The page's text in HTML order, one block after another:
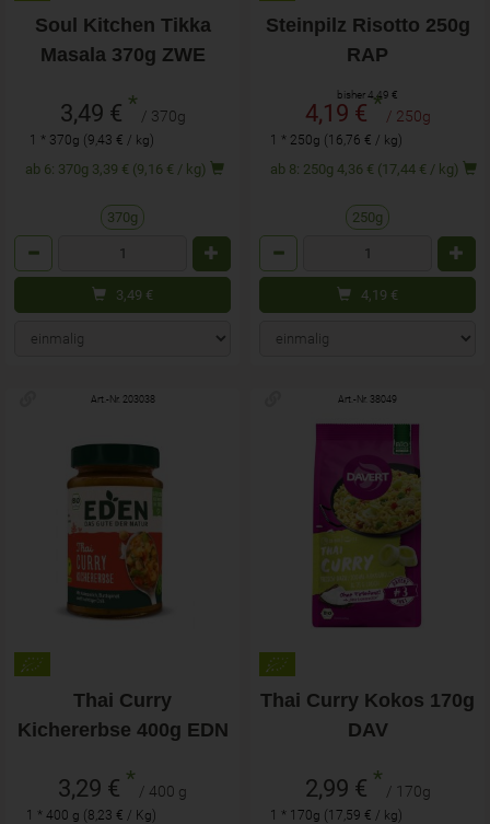
Soul Kitchen Tikka
Masala 370g ZWE
3,49 € * / 370g
1 * 370g (9,43 € / kg)
ab 6: 370g 3,39 € (9,16 € / kg)
370g
3,49 €
Steinpilz Risotto 250g
RAP
bisher 4,49 €
4,19 €* / 250g
1 * 250g (16,76 € / kg)
ab 8: 250g 4,36 € (17,44 € / kg)
250g
4,19 €
Art.-Nr. 203038
Thai Curry
Kichererbse 400g EDN
3,29 € * / 400 g
1 * 400 g (8,23 € / Kg)
Art.-Nr. 38049
Thai Curry Kokos 170g
DAV
2,99 € * / 170g
1 * 170g (17,59 € / kg)